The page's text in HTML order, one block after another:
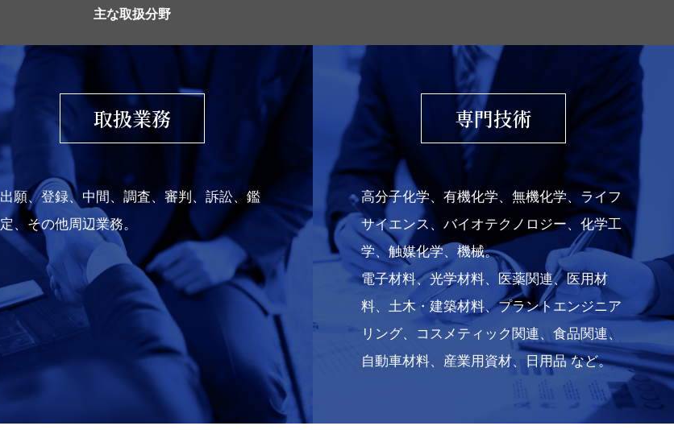
主な取扱分野
取扱業務
出願、登録、中間、調査、審判、訴訟、鑑
定、その他周辺業務。
専門技術
高分子化学、有機化学、無機化学、ライフ
サイエンス、バイオテクノロジー、化学工
学、触媒化学、機械。
電子材料、光学材料、医薬関連、医用材
料、土木・建築材料、プラントエンジニア
リング、コスメティック関連、食品関連、
自動車材料、産業用資材、日用品 など。